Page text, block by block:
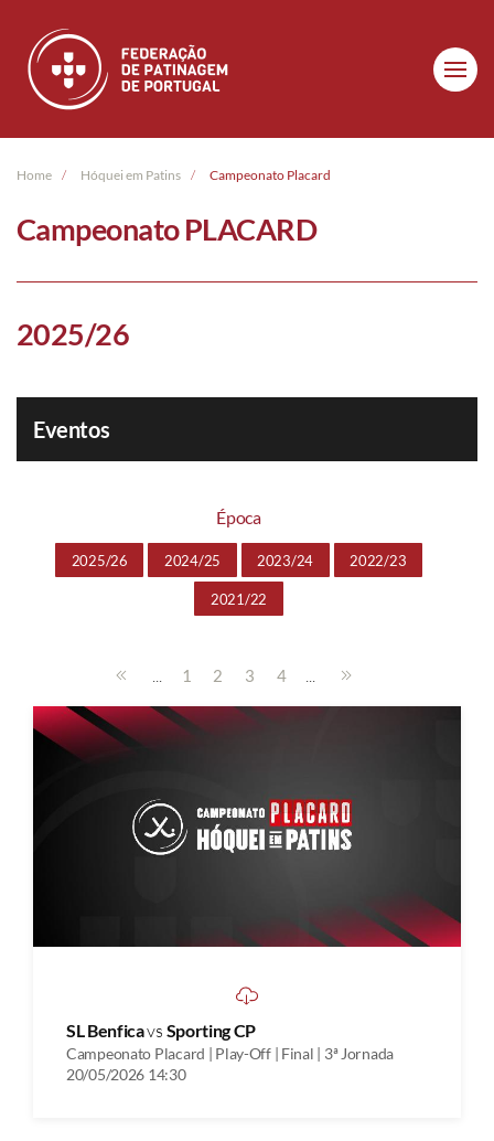
Skip to main content
Home Hóquei em Patins Campeonato Placard
Campeonato PLACARD
2025/26
Eventos
Época
2025/26 2024/25 2023/24 2022/23
2021/22
... 1 2 3 4 ...
SL Benficavs Sporting CP
Campeonato Placard | Play-Off | Final | 3ª Jornada
20/05/2026 14:30